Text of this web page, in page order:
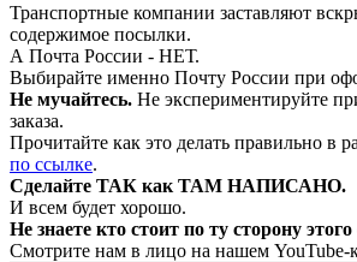
Транспортные компании заставляют
содержимое посылки.
А Почта России - НЕТ.
Выбирайте именно Почту России при
Не мучайтесь. Не экспериментируйте
заказа.
Прочитайте как это делать правильно в
по ссылке.
Сделайте ТАК как ТАМ НАПИСАНО.
И всем будет хорошо.
Не знаете кто стоит по ту сторону этого
Смотрите нам в лицо на нашем YouTube-